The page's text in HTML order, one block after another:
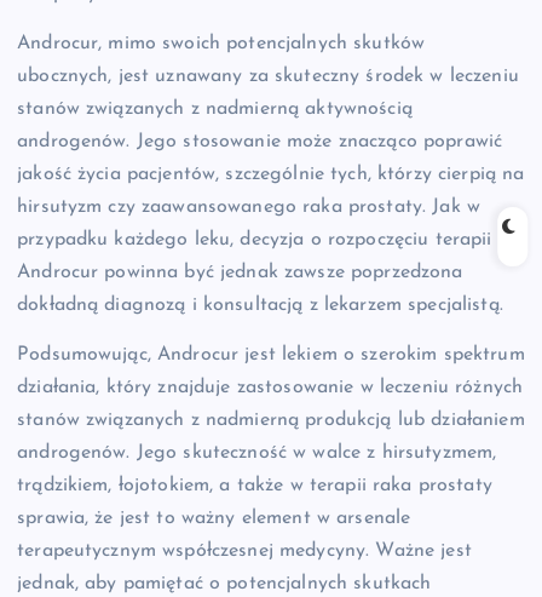
Androcur, mimo swoich potencjalnych skutków
ubocznych, jest uznawany za skuteczny środek w leczeniu
stanów związanych z nadmierną aktywnością
androgenów. Jego stosowanie może znacząco poprawić
jakość życia pacjentów, szczególnie tych, którzy cierpią na
hirsutyzm czy zaawansowanego raka prostaty. Jak w
przypadku każdego leku, decyzja o rozpoczęciu terapii
Androcur powinna być jednak zawsze poprzedzona
dokładną diagnozą i konsultacją z lekarzem specjalistą.
Podsumowując, Androcur jest lekiem o szerokim spektrum
działania, który znajduje zastosowanie w leczeniu różnych
stanów związanych z nadmierną produkcją lub działaniem
androgenów. Jego skuteczność w walce z hirsutyzmem,
trądzikiem, łojotokiem, a także w terapii raka prostaty
sprawia, że jest to ważny element w arsenale
terapeutycznym współczesnej medycyny. Ważne jest
jednak, aby pamiętać o potencjalnych skutkach